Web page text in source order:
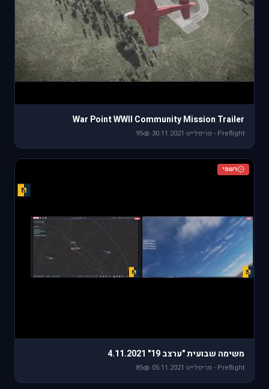
War Point WWII Community Mission Trailer
Preflight - פריפלייט ·
30.11.2021
·
95
רשמי
משימה שבועית "ערצב 19" 4.11.2021
Preflight - פריפלייט ·
05.11.2021
·
85